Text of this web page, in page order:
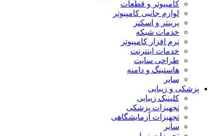
کامپیوتر و قطعات
لوازم جانبی کامپیوتر
پرینتر و اسکنر
خدمات شبکه
نرم افزار کامپیوتر
خدمات اینترنت
طراحی سایت
هاستینگ و دامنه
سایر
پزشکی و زیبایی
کلینیک زیبایی
تجهیزات پزشکی
تجهیزات آزمایشگاهی
سایر